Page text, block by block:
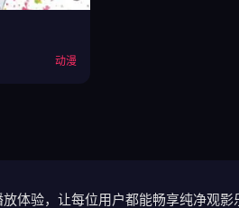
动漫
体验，让每位用户都能畅享纯净观影